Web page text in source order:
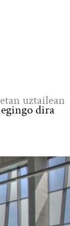
uztailean
dira